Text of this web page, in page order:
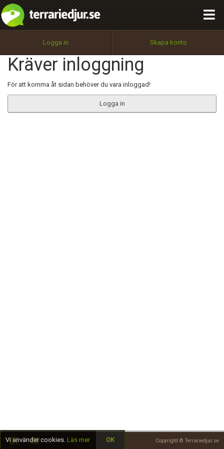
Logga in Skapa konto
Kräver inloggning
För att komma åt sidan behöver du vara inloggad!
Logga in
Copyright © Terrariedjur.se
Utför
100%
OK
integritetspolicy
Namn:
Epost:
Begär nytt lösenord
Tillbaka till förstasidan
Vi använder cookies. Läs mer OK